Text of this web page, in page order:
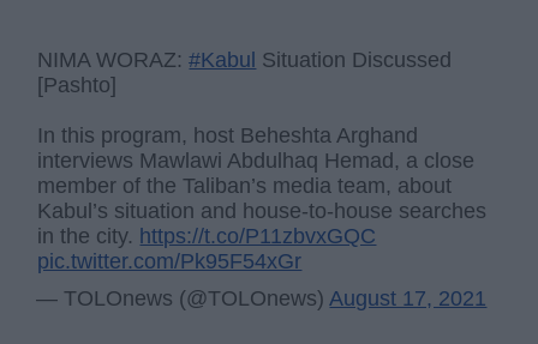
NIMA WORAZ:#Kabul Situation Discussed
[Pashto]
In this program, host Beheshta Arghand
interviews Mawlawi Abdulhaq Hemad, a close
member of the Taliban’s media team, about
Kabul’s situation and house-to-house searches
in the city. https://t.co/P11zbvxGQC
pic.twitter.com/Pk95F54xGr
— TOLOnews (@TOLOnews)August 17, 2021